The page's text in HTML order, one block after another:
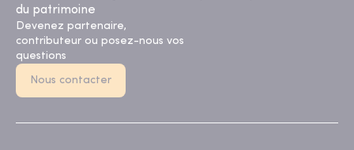
du patrimoine
Devenez partenaire,
contributeur ou posez-nous vos
questions
Nous contacter